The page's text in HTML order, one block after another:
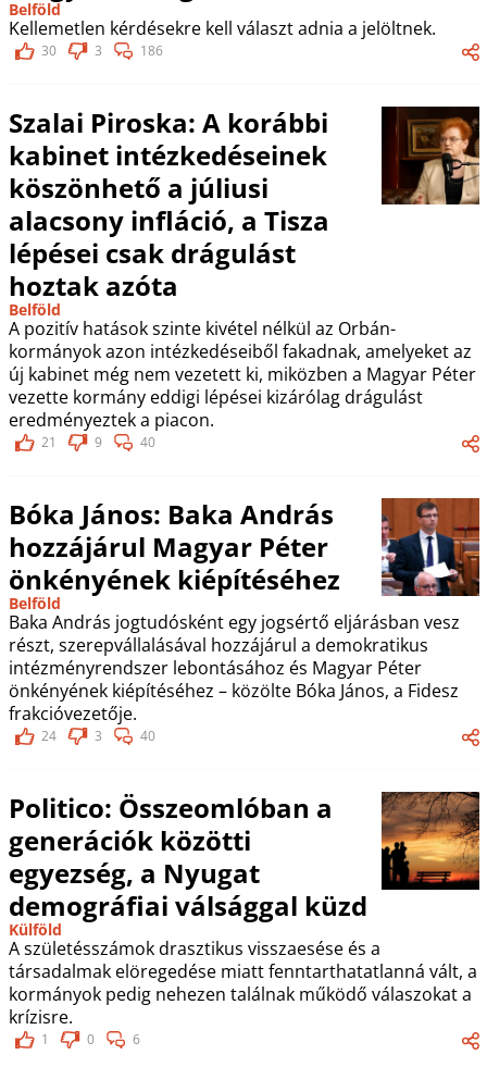
Belföld
Kellemetlen kérdésekre kell választ adnia a jelöltnek.
30 3 186
Szalai Piroska: A korábbi
kabinet intézkedéseinek
köszönhető a júliusi
alacsony infláció, a Tisza
lépései csak drágulást
hoztak azóta
Belföld
A pozitív hatások szinte kivétel nélkül az Orbán-
kormányok azon intézkedéseiből fakadnak, amelyeket az
új kabinet még nem vezetett ki, miközben a Magyar Péter
vezette kormány eddigi lépései kizárólag drágulást
eredményeztek a piacon.
21 9 40
Bóka János: Baka András
hozzájárul Magyar Péter
önkényének kiépítéséhez
Belföld
Baka András jogtudósként egy jogsértő eljárásban vesz
részt, szerepvállalásával hozzájárul a demokratikus
intézményrendszer lebontásához és Magyar Péter
önkényének kiépítéséhez – közölte Bóka János, a Fidesz
frakcióvezetője.
24 3 40
Politico: Összeomlóban a
generációk közötti
egyezség, a Nyugat
demográfiai válsággal küzd
Külföld
A születésszámok drasztikus visszaesése és a
társadalmak elöregedése miatt fenntarthatatlanná vált, a
kormányok pedig nehezen találnak működő válaszokat a
krízisre.
1 0 6